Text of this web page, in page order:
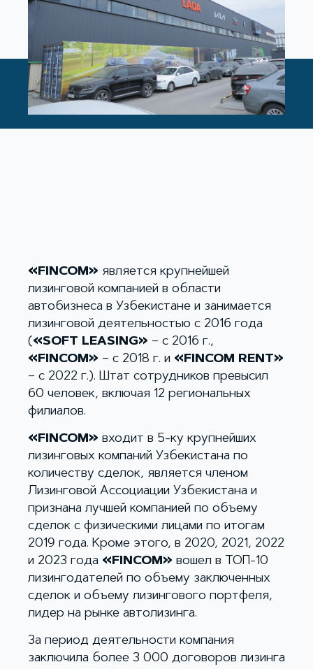
«FINCOM» является крупнейшей
лизинговой компанией в области
автобизнеса в Узбекистане и занимается
лизинговой деятельностью с 2016 года
( «SOFT LEASING» – с 2016 г.,
«FINCOM» – с 2018 г. и «FINCOM RENT»
– c 2022 г.). Штат сотрудников превысил
60 человек, включая 12 региональных
филиалов.
«FINCOM» входит в 5-ку крупнейших
лизинговых компаний Узбекистана по
количеству сделок, является членом
Лизинговой Ассоциации Узбекистана и
признана лучшей компанией по объему
сделок с физическими лицами по итогам
2019 года. Кроме этого, в 2020, 2021, 2022
и 2023 года «FINCOM» вошел в ТОП-10
лизингодателей по объему заключенных
сделок и объему лизингового портфеля,
лидер на рынке автолизинга.
За период деятельности компания
заключила более 3 000 договоров лизинга